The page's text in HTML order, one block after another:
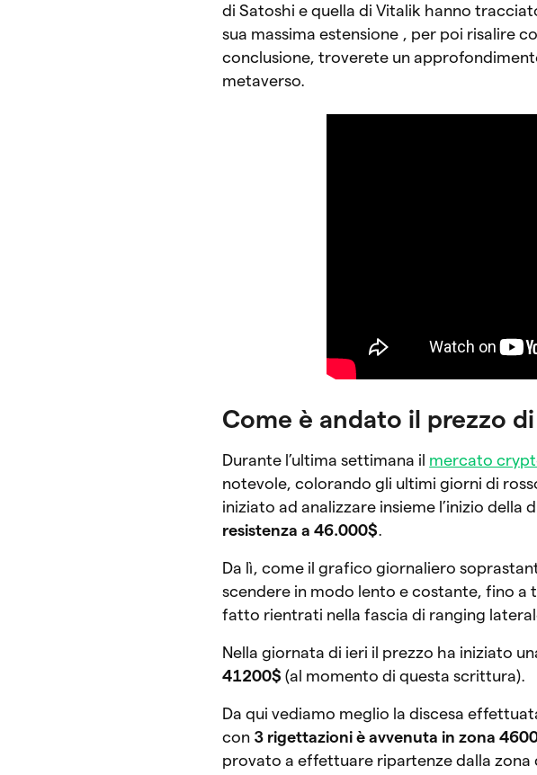
di Satoshi e quella di Vitalik hanno
sua massima estensione , per poi risalire
conclusione, troverete un
metaverso.
Come è andato il prezzo
Durante l’ultima settimana il mercato
notevole, colorando gli ultimi giorni di
iniziato ad analizzare insieme l’inizio della
resistenza a 46.000$
Da lì, come il grafico giornaliero
scendere in modo lento e costante, fino a
fatto rientrati nella fascia di ranging
Nella giornata di ieri il prezzo ha iniziato
41200$ (al momento di questa scrittura).
Da qui vediamo meglio la discesa
con 3 rigettazioni è avvenuta in zona
provato a effettuare ripartenze dalla zona